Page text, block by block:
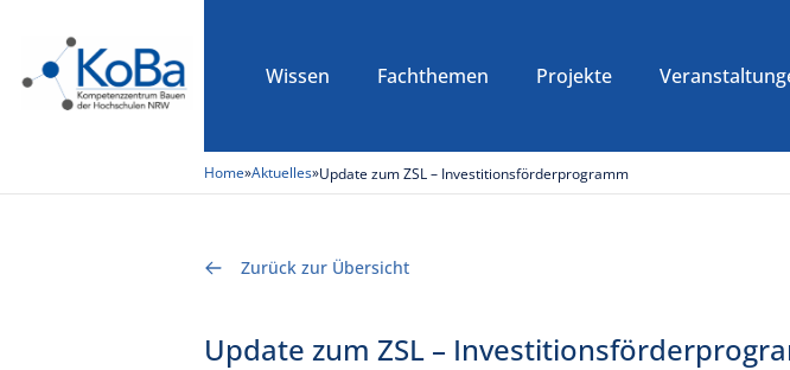
Wissen Fachthemen Projekte
Home»Aktuelles»Update zum ZSL – Investitionsförderprogramm
Zurück zur Übersicht
Update zum ZSL –